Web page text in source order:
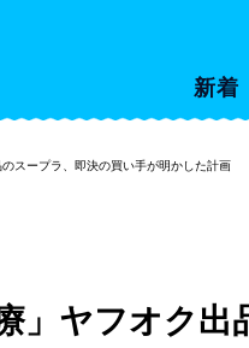
新着
のスープラ、即決の買い手が明かした計画
」ヤフオク